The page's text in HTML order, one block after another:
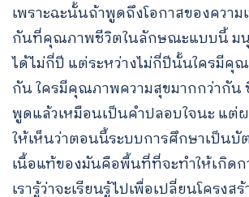
เพราะฉะนั้นถ้าพูดถึงโอกาสของความ
กันที่คุณภาพชีวิตในลักษณะแบบนี้ ม
ได้ไม่กี่ปี แต่ระหว่างไม่กี่ปีนั้นใครมีคุ
กัน ใครมีคุณภาพความสุขมากกว่ากัน
พูดแล้วเหมือนเป็นคำปลอบใจนะ แต่
ให้เห็นว่าตอนนี้ระบบการศึกษาเป็น
เนื้อแท้ของมันคือพื้นที่ที่จะทำให้เกิดก
เรารู้ว่าจะเรียนรู้ไปเพื่อเปลี่ยนโครงส